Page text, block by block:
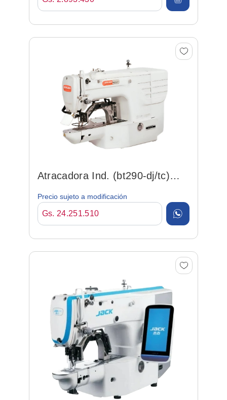
Atracadora Ind. (bt290-dj/tc)
Precio sujeto a modificación
Gs. 24.251.510